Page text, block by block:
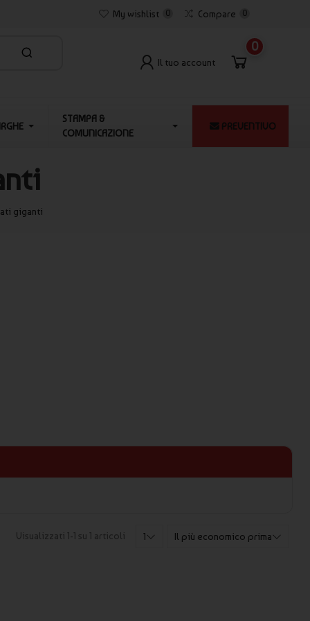
My wishlist 0 Compare 0
Il tuo account
0
STAMPA &
COMUNICAZIONE
PREVENTIVO
giganti
Visualizzati 1-1 su 1 articoli 1 Il più economico prima